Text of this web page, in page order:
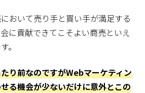
おいて売り手と買い手が満足する
に貢献できてこそよい商売といえ
。
り前なのですがWebマーケティン
る機会が少ないだけに意外とこの